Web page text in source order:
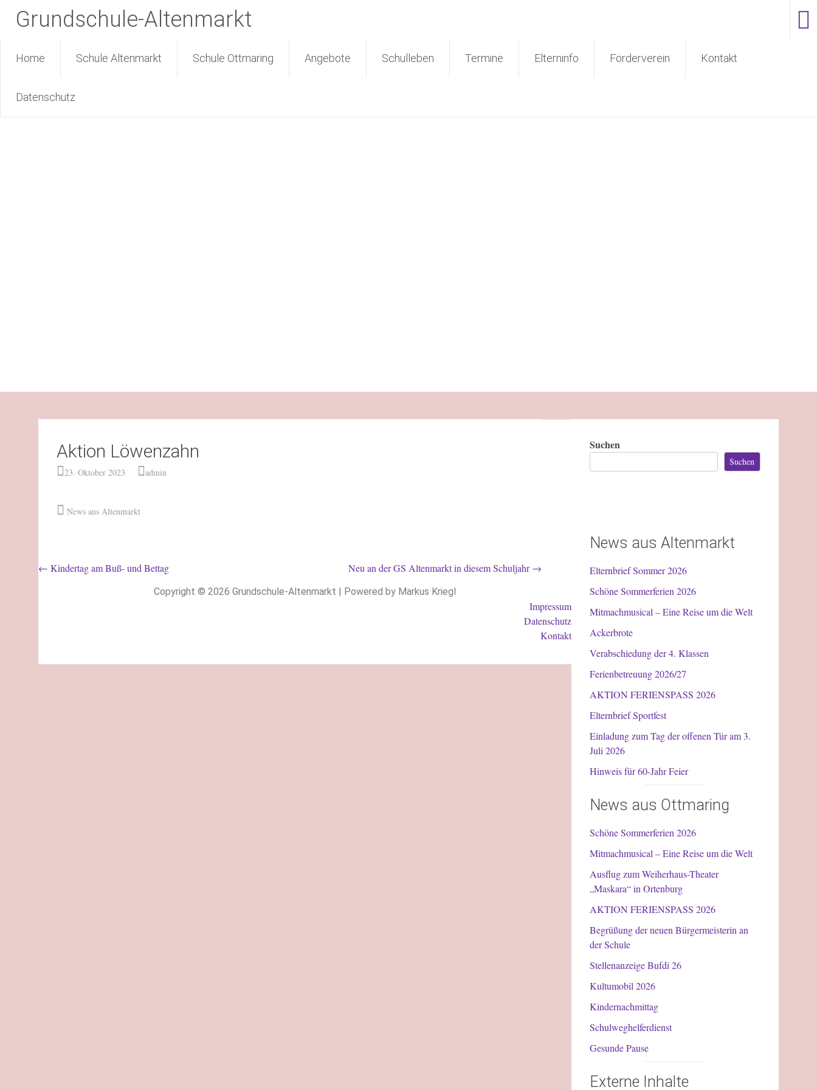
InhaltGrundschule-Altenmarkt
Home Schule Altenmarkt Schule Ottmaring Angebote Schulleben Termine Elterninfo Förderverein Kontakt
Datenschutz
Aktion Löwenzahn
23. Oktober 2023 admin
News aus Altenmarkt
Beitragsnavigation
← Kindertag am Buß- und Bettag Neu an der GS Altenmarkt in diesem Schuljahr→
Suchen
Suchen
News aus Altenmarkt
Elternbrief Sommer 2026
Schöne Sommerferien 2026
Mitmachmusical – Eine Reise um die Welt
Ackerbrote
Verabschiedung der 4. Klassen
Ferienbetreuung 2026/27
AKTION FERIENSPASS 2026
Elternbrief Sportfest
Einladung zum Tag der offenen Tür am 3.
Juli 2026
Hinweis für 60-Jahr Feier
News aus Ottmaring
Schöne Sommerferien 2026
Mitmachmusical – Eine Reise um die Welt
Ausflug zum Weiherhaus-Theater
„Maskara“ in Ortenburg
AKTION FERIENSPASS 2026
Begrüßung der neuen Bürgermeisterin an
der Schule
Stellenanzeige Bufdi 26
Kultumobil 2026
Kindernachmittag
Schulweghelferdienst
Gesunde Pause
Externe Inhalte
Copyright © 2026 Grundschule-Altenmarkt | Powered by Markus Kriegl
Impressum
Datenschutz
Kontakt